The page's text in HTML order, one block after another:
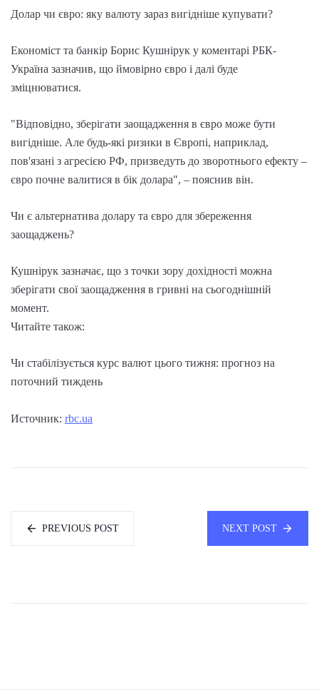
Долар чи євро: яку валюту зараз вигідніше купувати?
Економіст та банкір Борис Кушнірук у коментарі РБК-
Україна зазначив, що ймовірно євро і далі буде
зміцнюватися.
"Відповідно, зберігати заощадження в євро може бути
вигідніше. Але будь-які ризики в Європі, наприклад,
пов'язані з агресією РФ, призведуть до зворотнього ефекту –
євро почне валитися в бік долара", – пояснив він.
Чи є альтернатива долару та євро для збереження
заощаджень?
Кушнірук зазначає, що з точки зору дохідності можна
зберігати свої заощадження в гривні на сьогоднішній
момент.
Читайте також:
Чи стабілізується курс валют цього тижня: прогноз на
поточний тиждень
Источник: rbc.ua
PREVIOUS POST NEXT POST